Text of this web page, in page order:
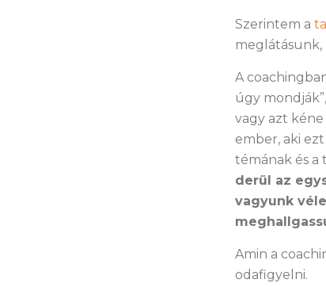
Szerintem a
meglátásunk,
A
úgy
vagy azt
ember, aki
témának és
derül az
vagyunk
Amin a
odafigyelni.